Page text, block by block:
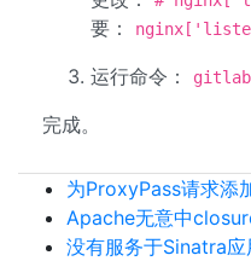
要：
运行命令：
完成。
为ProxyPass请求添
Apache无意中
没有服务于Sinatra